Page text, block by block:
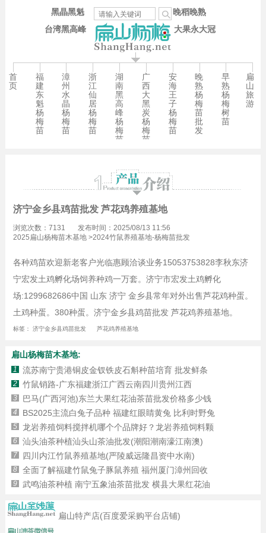
台湾黑高峰
晚稻晚熟
大果永大冠
黑晶黑魁
首
页
福
建
东
魁
杨
梅
苗
漳
州
水
晶
杨
梅
苗
浙
江
仙
居
杨
梅
苗
湖
南
黑
高
峰
杨
梅
苗
广
西
大
黑
炭
杨
梅
苗
安
海
王
子
杨
梅
苗
晚
熟
杨
梅
苗
批
发
早
熟
杨
梅
树
苗
扁
山
旅
游
济宁金乡县鸡苗批发 芦花鸡养殖基地
浏览次数：7131
发布时间：2025/08/13 11:56
2025扁山杨梅苗木基地>2024竹鼠养殖基地-杨梅苗批发
各种鸡苗欢迎新老客户光临惠顾洽谈业务15053753828李秋东济
宁宏发土鸡孵化场饲养种鸡一万套。济宁市宏发土鸡孵化
场:1299682686中国 山东 济宁 金乡县常年对外出售芦花鸡种蛋。
土鸡种蛋。380种蛋。济宁金乡县鸡苗批发 芦花鸡养殖基地。
标签： 济宁金乡县鸡苗批发 芦花鸡养殖基地
扁山杨梅苗木基地:
1 流苏南宁贵港铜皮金钗铁皮石斛种苗培育 批发鲜条
2 竹鼠销路-广东福建浙江广西云南四川贵州江西
3 巴马(广西河池)东兰大果红花油茶苗批发价格多少钱
4 BS2025主流白兔子品种 福建红眼睛黄兔 比利时野兔
5 龙岩养殖饲料搅拌机哪个个品牌好？龙岩养殖饲料颗
6 汕头油茶种植汕头山茶油批发(潮阳潮南濠江南澳)
7 四川内江竹鼠养殖基地(严陵威远隆昌资中水南)
8 全面了解福建竹鼠兔子豚鼠养殖 福州厦门漳州回收
9 武鸣油茶种植 南宁五象油茶苗批发 横县大果红花油
扁山特产店(百度爱采购平台店铺)